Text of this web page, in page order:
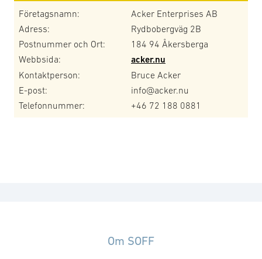
Företagsnamn:
Acker Enterprises AB
Adress:
Rydbobergväg 2B
Postnummer och Ort:
184 94 Åkersberga
Webbsida:
acker.nu
Kontaktperson:
Bruce Acker
E-post:
info@acker.nu
Telefonnummer:
+46 72 188 0881
Om SOFF